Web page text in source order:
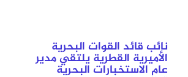
نائب قائد القوات البحرية
الأميرية القطرية يلتقي مدير
عام الاستخبارات البحرية